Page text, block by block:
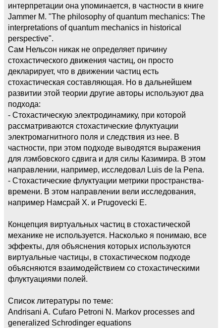
интерпретации она упоминается, в частности в книге
Jammer M. "The philosophy of quantum mechanics: The
interpretations of quantum mechanics in historical
perspective".
Сам Нельсон никак не определяет причину
стохастического движения частиц, он просто
декларирует, что в движении частиц есть
стохастическая составляющая. Но в дальнейшем
развитии этой теории другие авторы используют два
подхода:
- Стохастическую электродинамику, при которой
рассматриваются стохастические флуктуации
электромагнитного поля и следствия из нее. В
частности, при этом подходе выводятся выражения
для лэмбовского сдвига и для силы Казимира. В этом
направлении, например, исследовал Luis de la Pena.
- Стохастические флуктуации метрики пространства-
времени. В этом направлении вели исследования,
например Намсрай Х. и Prugovecki E.
Концепция виртуальных частиц в стохастической
механике не используется. Насколько я понимаю, все
эффекты, для объяснения которых используются
виртуальные частицы, в стохастическом подходе
объясняются взаимодействием со стохастическими
флуктуациями полей.
Список литературы по теме:
Andrisani A. Cufaro Petroni N. Markov processes and
generalized Schrodinger equations